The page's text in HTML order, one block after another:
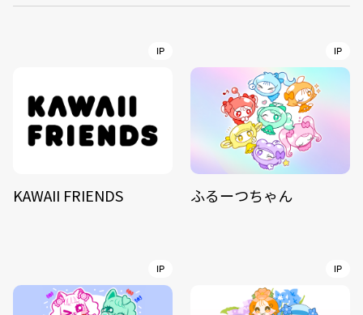
IP
KAWAII FRIENDS
IP
ふるーつちゃん
IP IP